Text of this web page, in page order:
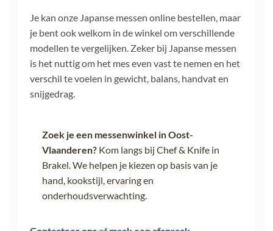
Je kan onze Japanse messen online bestellen, maar
je bent ook welkom in de winkel om verschillende
modellen te vergelijken. Zeker bij Japanse messen
is het nuttig om het mes even vast te nemen en het
verschil te voelen in gewicht, balans, handvat en
snijgedrag.
Zoek je een messenwinkel in Oost-
Vlaanderen? Kom langs bij Chef & Knife in
Brakel. We helpen je kiezen op basis van je
hand, kookstijl, ervaring en
onderhoudsverwachting.